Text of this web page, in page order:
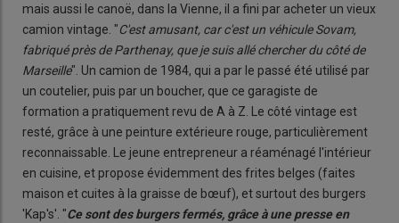
mais aussi le canoë, dans la Vienne, il a fini par acheter un vieux
camion vintage. "C'est amusant, car c'est un véhicule Sovam,
fabriqué près de Parthenay, que je suis allé chercher du côté de
Marseille". Un camion de 1984, qui a par le passé été utilisé par
un coutelier, puis par un boucher, que ce garagiste de
formation a pratiquement revu de A à Z. Le côté vintage est
resté, grâce à une peinture extérieure rouge, particulièrement
reconnaissable. Le jeune entrepreneur a réaménagé l'intérieur
en cuisine, et propose évidemment des frites belges (faites
maison et cuites à la graisse de bœuf), et surtout des burgers
'Kap's'. "Ce sont des burgers fermés, grâce à une presse en